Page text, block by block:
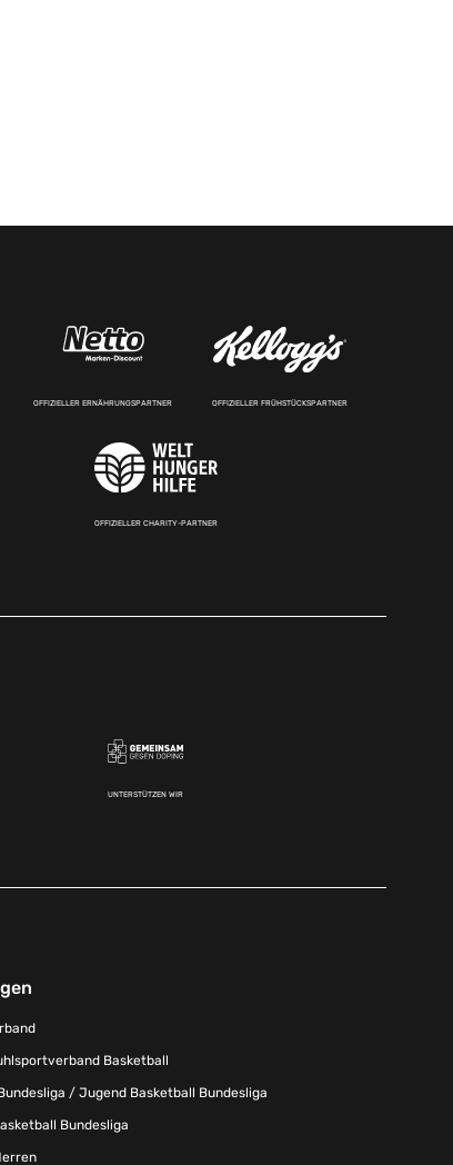
OFFIZIELLER ERNÄHRUNGSPARTNER OFFIZIELLER FRÜHSTÜCKSPARTNER
OFFIZIELLER CHARITY-PARTNER
UNTERSTÜTZEN WIR
Basketball
/ Jugend Basketball Bundesliga
Bundesliga